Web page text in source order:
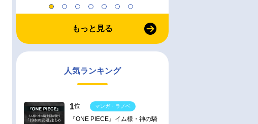
もっと見る
人気ランキング
1位
『ONE PIECE』イム様・神の騎
マンガ・ラノベ